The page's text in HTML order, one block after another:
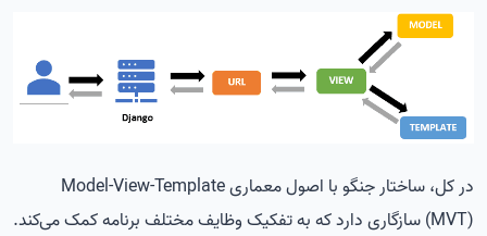
در کل، ساختار جنگو با اصول معماری Model-View-Template
(MVT) سازگاری دارد که به تفکیک وظایف مختلف برنامه کمک می‌کند.